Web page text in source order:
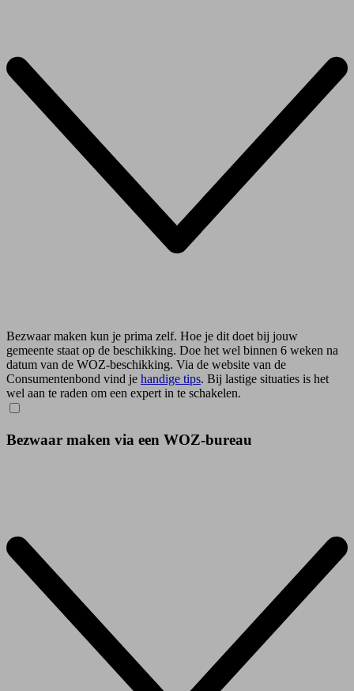
Bezwaar maken kun je prima zelf. Hoe je dit doet bij jouw
gemeente staat op de beschikking. Doe het wel binnen 6 weken na
datum van de WOZ-beschikking. Via de website van de
Consumentenbond vind je handige tips. Bij lastige situaties is het
wel aan te raden om een expert in te schakelen.
Bezwaar maken via een WOZ-bureau